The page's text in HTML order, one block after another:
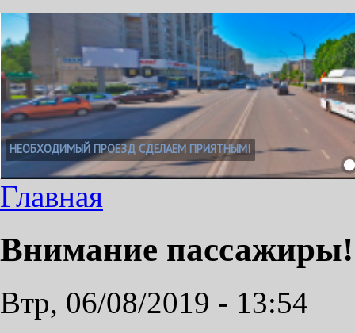
НЕОБХОДИМЫЙ ПРОЕЗД СДЕЛАЕМ ПРИЯТНЫМ!
Главная
Внимание пассажиры!
Втр, 06/08/2019 - 13:54